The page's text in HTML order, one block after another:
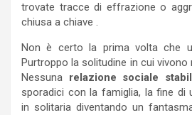
trovate tracce di effrazione o
chiusa a chiave .
Non è certo la prima volta che
Purtroppo la solitudine in cui
Nessuna relazione sociale
sporadici con la famiglia, la fine di
in solitaria diventando un